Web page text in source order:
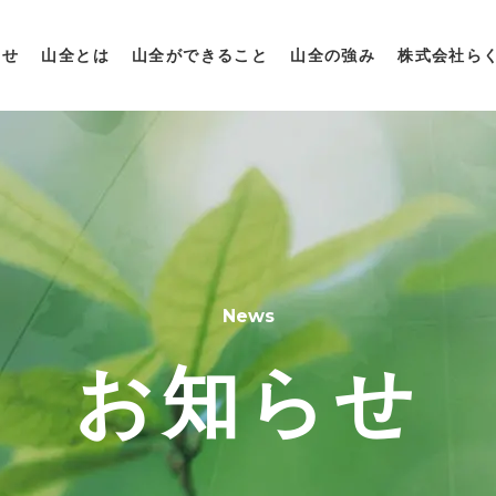
山全とは 山全ができること 山全の強み 株式会社ら
News
お知らせ